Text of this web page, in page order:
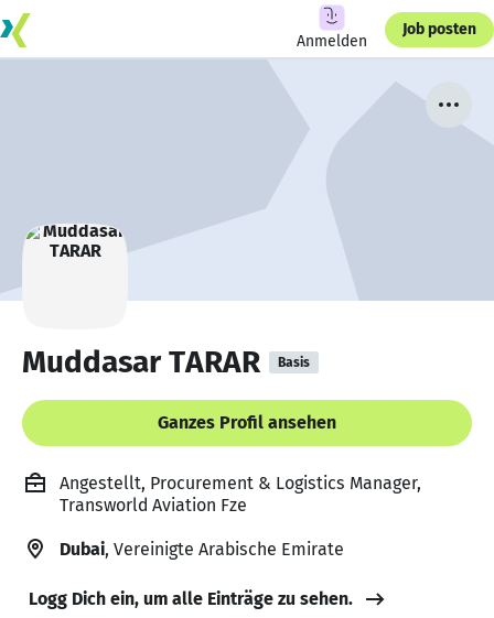
Anmelden
Job posten
Muddasar TARAR Basis
Ganzes Profil ansehen
Angestellt, Procurement & Logistics Manager,
Transworld Aviation Fze
Dubai, Vereinigte Arabische Emirate
Logg Dich ein, um alle Einträge zu sehen.